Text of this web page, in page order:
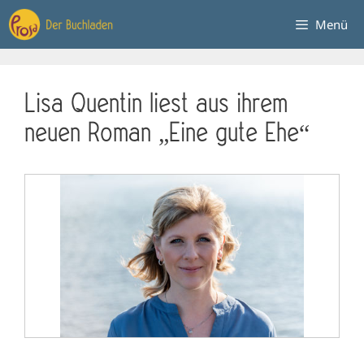
Zum
Inhalt
springen
Menü
Lisa Quentin liest aus ihrem
neuen Roman „Eine gute Ehe“